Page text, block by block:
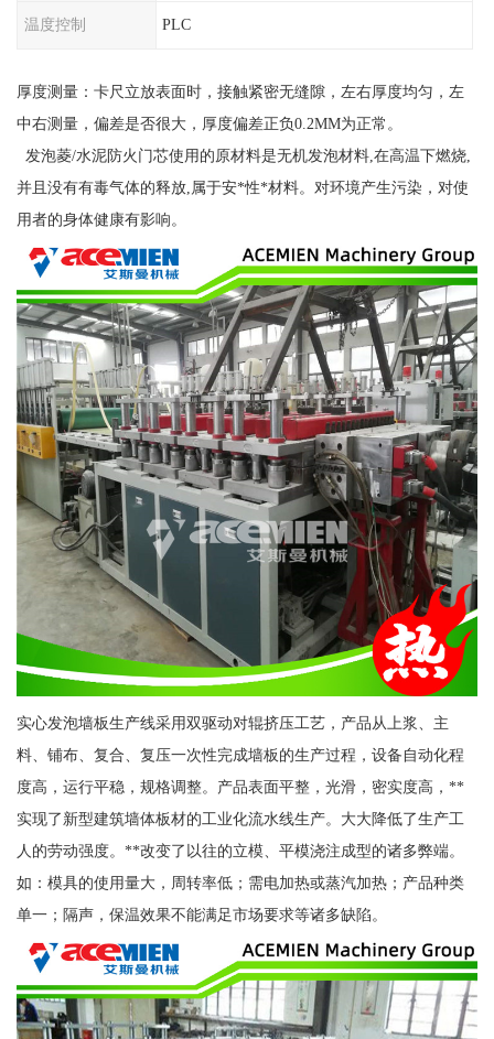
温度控制 PLC
厚度测量：卡尺立放表面时，接触紧密无缝隙，左右厚度均匀，左
中右测量，偏差是否很大，厚度偏差正负0.2MM为正常。
发泡菱/水泥防火门芯使用的原材料是无机发泡材料,在高温下燃烧,
并且没有有毒气体的释放,属于安*性*材料。对环境产生污染，对使
用者的身体健康有影响。
实心发泡墙板生产线采用双驱动对辊挤压工艺，产品从上浆、主
料、铺布、复合、复压一次性完成墙板的生产过程，设备自动化程
度高，运行平稳，规格调整。产品表面平整，光滑，密实度高，**
实现了新型建筑墙体板材的工业化流水线生产。大大降低了生产工
人的劳动强度。**改变了以往的立模、平模浇注成型的诸多弊端。
如：模具的使用量大，周转率低；需电加热或蒸汽加热；产品种类
单一；隔声，保温效果不能满足市场要求等诸多缺陷。